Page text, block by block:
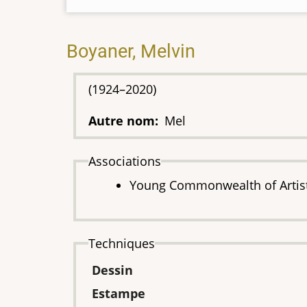
Boyaner, Melvin
(1924–2020)
Autre nom
Mel
Associations
Young Commonwealth of
Techniques
Dessin
Estampe